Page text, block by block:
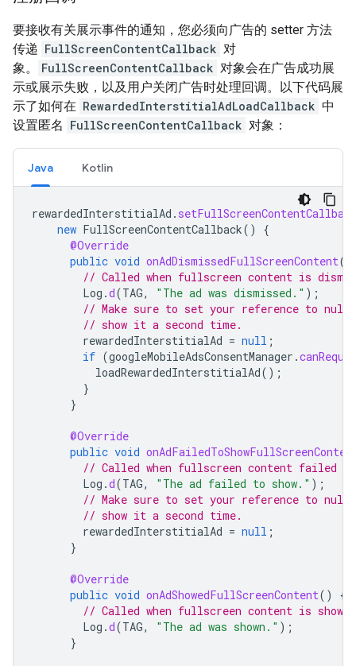
要接收有关展示事件的通知，您必须向广告的 setter 方法
传递 FullScreenContentCallback 对
象。
FullScreenContentCallback 对象会在广告成功展
示或展示失败，以及用户关闭广告时处理回调。以下代码展
示了如何在 RewardedInterstitialAdLoadCallback 中
设置匿名 FullScreenContentCallback 对象：
Java Kotlin
rewardedInterstitialAd . setFullScreenContentCallback
new FullScreenContentCallback()
{
@Override
public void onAdDismissedFullScreenContent()
// Called when fullscreen content is
Log .d(TAG, "The ad was dismissed." );
// Make sure to set your reference to null
// show it a second time.
rewardedInterstitialAd = null ;
if (googleMobileAdsConsentManager .
loadRewardedInterstitialAd();
}
}
@Override
public void
// Called when fullscreen content failed to
Log .d(TAG, "The ad failed to show." );
// Make sure to set your reference to null
// show it a second time.
rewardedInterstitialAd = null ;
}
@Override
public void onAdShowedFullScreenContent()
{
// Called when fullscreen content is shown.
Log .d(TAG, "The ad was shown." );
}